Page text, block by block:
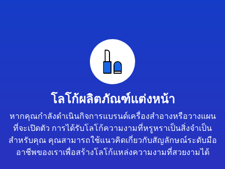
โลโก้ผลิตภัณฑ์แต่งหน้า
หากคุณกำลังดำเนินกิจการแบรนด์เครื่องสำอางหรือวางแผน
ที่จะเปิดตัว การได้รับโลโก้ความงามที่หรูหราเป็นสิ่งจำเป็น
สำหรับคุณ คุณสามารถใช้แนวคิดเกี่ยวกับสัญลักษณ์ระดับมือ
อาชีพของเราเพื่อสร้างโลโก้แหล่งความงามที่สวยงามได้